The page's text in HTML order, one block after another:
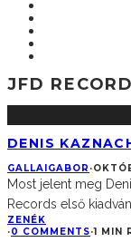
JFD
DENIS
GALLAIGABOR ·
Most jelent meg
Records első
ZENÉK
·0 COMMENTS·1 MIN